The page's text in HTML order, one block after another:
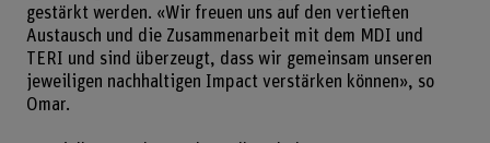
gestärkt werden. «Wir freuen uns auf den vertieften
Austausch und die Zusammenarbeit mit dem MDI und
TERI und sind überzeugt, dass wir gemeinsam unseren
jeweiligen nachhaltigen Impact verstärken können», so
Omar.